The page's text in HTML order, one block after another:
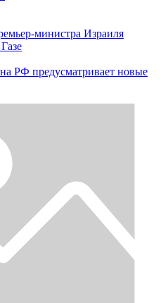
министра Израиля
РФ предусматривает новые